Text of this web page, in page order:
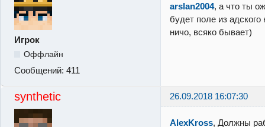
Игрок
Оффлайн
Сообщений: 411
arslan2004, а что ты
будет поле из
ничо, всяко бывает)
synthetic 26.09.2018 16:07:30
AlexKross, Должны